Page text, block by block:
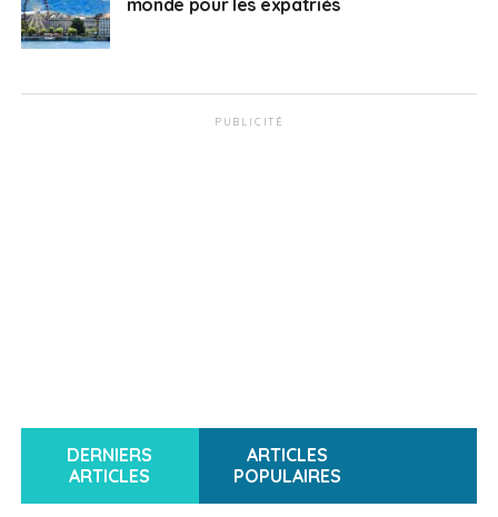
monde pour les expatriés
PUBLICITÉ
DERNIERS
ARTICLES
ARTICLES
POPULAIRES